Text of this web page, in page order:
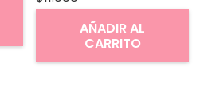
producto
tiene
AÑADIR AL
CARRITO